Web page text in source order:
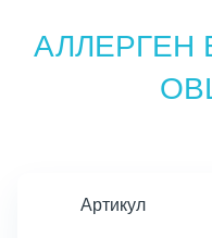
АЛЛЕРГЕН
Артикул